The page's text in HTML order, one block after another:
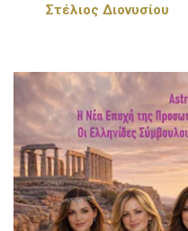
Στέλιος Διονυσίου